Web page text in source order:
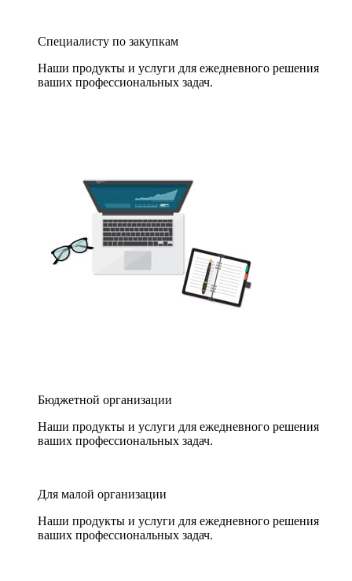
Специалисту по закупкам
Наши продукты и услуги для ежедневного решения
ваших профессиональных задач.
Бюджетной организации
Наши продукты и услуги для ежедневного решения
ваших профессиональных задач.
Для малой организации
Наши продукты и услуги для ежедневного решения
ваших профессиональных задач.